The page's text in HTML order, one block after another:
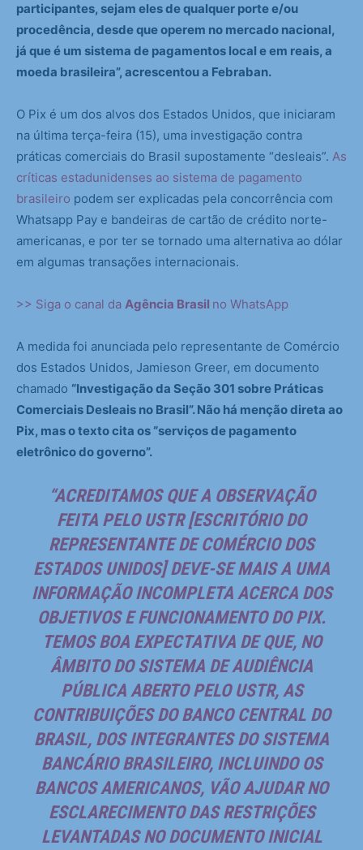
participantes, sejam eles de qualquer porte e/ou
procedência, desde que operem no mercado nacional,
já que é um sistema de pagamentos local e em reais, a
moeda brasileira”, acrescentou a Febraban.
O Pix é um dos alvos dos Estados Unidos, que iniciaram
na última terça-feira (15), uma investigação contra
práticas comerciais do Brasil supostamente “desleais”. As
críticas estadunidenses ao sistema de pagamento
brasileiro podem ser explicadas pela concorrência com
Whatsapp Pay e bandeiras de cartão de crédito norte-
americanas, e por ter se tornado uma alternativa ao dólar
em algumas transações internacionais.
>> Siga o canal da Agência Brasil no WhatsApp
A medida foi anunciada pelo representante de Comércio
dos Estados Unidos, Jamieson Greer, em documento
chamado “Investigação da Seção 301 sobre Práticas
Comerciais Desleais no Brasil”. Não há menção direta ao
Pix, mas o texto cita os “serviços de pagamento
eletrônico do governo”.
“ACREDITAMOS QUE A OBSERVAÇÃO
FEITA PELO USTR [ESCRITÓRIO DO
REPRESENTANTE DE COMÉRCIO DOS
ESTADOS UNIDOS] DEVE-SE MAIS A UMA
INFORMAÇÃO INCOMPLETA ACERCA DOS
OBJETIVOS E FUNCIONAMENTO DO PIX.
TEMOS BOA EXPECTATIVA DE QUE, NO
ÂMBITO DO SISTEMA DE AUDIÊNCIA
PÚBLICA ABERTO PELO USTR, AS
CONTRIBUIÇÕES DO BANCO CENTRAL DO
BRASIL, DOS INTEGRANTES DO SISTEMA
BANCÁRIO BRASILEIRO, INCLUINDO OS
BANCOS AMERICANOS, VÃO AJUDAR NO
ESCLARECIMENTO DAS RESTRIÇÕES
LEVANTADAS NO DOCUMENTO INICIAL